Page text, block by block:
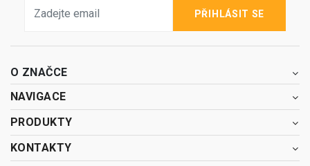
PŘIHLÁSIT SE
O ZNAČCE
NAVIGACE
PRODUKTY
KONTAKTY